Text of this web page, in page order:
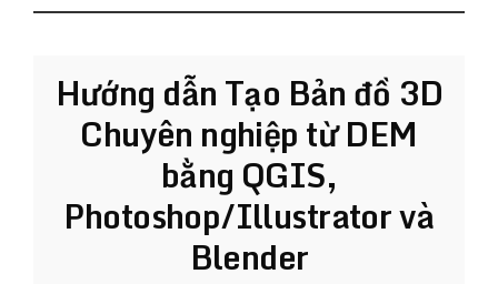
Hướng dẫn Tạo Bản đồ 3D
Chuyên nghiệp từ DEM
bằng QGIS,
Photoshop/Illustrator và
Blender